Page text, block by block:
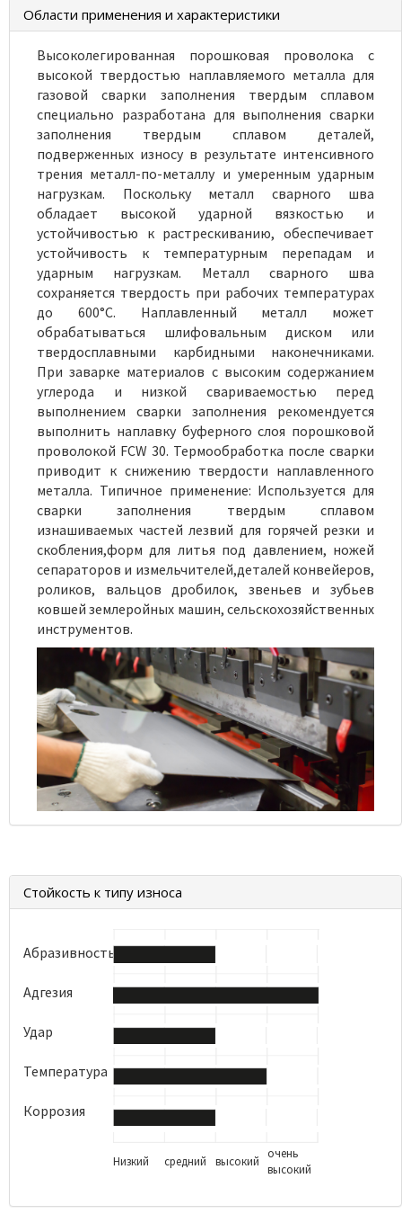
Области применения и характеристики
Высоколегированная порошковая проволока с
высокой твердостью наплавляемого металла для
газовой сварки заполнения твердым сплавом
специально разработана для выполнения сварки
заполнения твердым сплавом деталей,
подверженных износу в результате интенсивного
трения металл-по-металлу и умеренным ударным
нагрузкам. Поскольку металл сварного шва
обладает высокой ударной вязкостью и
устойчивостью к растрескиванию, обеспечивает
устойчивость к температурным перепадам и
ударным нагрузкам. Металл сварного шва
сохраняется твердость при рабочих температурах
до 600°C. Наплавленный металл может
обрабатываться шлифовальным диском или
твердосплавными карбидными наконечниками.
При заварке материалов с высоким содержанием
углерода и низкой свариваемостью перед
выполнением сварки заполнения рекомендуется
выполнить наплавку буферного слоя порошковой
проволокой FCW 30. Термообработка после сварки
приводит к снижению твердости наплавленного
металла. Типичное применение: Используется для
сварки заполнения твердым сплавом
изнашиваемых частей лезвий для горячей резки и
скобления,форм для литья под давлением, ножей
сепараторов и измельчителей,деталей конвейеров,
роликов, вальцов дробилок, звеньев и зубьев
ковшей землеройных машин, сельскохозяйственных
инструментов.
Стойкость к типу износа
Абразивность
Адгезия
Удар
Температура
Коррозия
Низкий средний высокий
очень
высокий